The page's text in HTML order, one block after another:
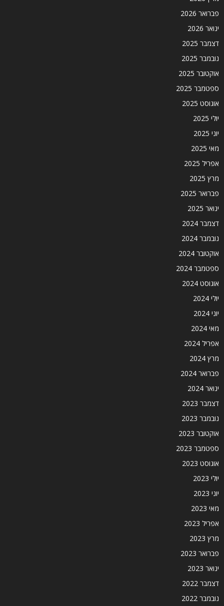
פברואר 2026
ינואר 2026
דצמבר 2025
נובמבר 2025
אוקטובר 2025
ספטמבר 2025
אוגוסט 2025
יולי 2025
יוני 2025
מאי 2025
אפריל 2025
מרץ 2025
פברואר 2025
ינואר 2025
דצמבר 2024
נובמבר 2024
אוקטובר 2024
ספטמבר 2024
אוגוסט 2024
יולי 2024
יוני 2024
מאי 2024
אפריל 2024
מרץ 2024
פברואר 2024
ינואר 2024
דצמבר 2023
נובמבר 2023
אוקטובר 2023
ספטמבר 2023
אוגוסט 2023
יולי 2023
יוני 2023
מאי 2023
אפריל 2023
מרץ 2023
פברואר 2023
ינואר 2023
דצמבר 2022
נובמבר 2022